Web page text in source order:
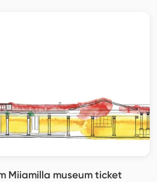
Miiamilla museum ticket